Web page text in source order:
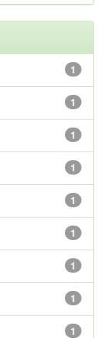
1
1
1
1
1
1
1
1
1